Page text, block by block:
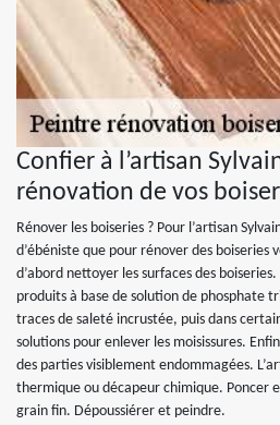
Confier à l’artisan
rénovation de vos
Rénover les boiseries ? Pour l’artisan
d’ébéniste que pour rénover des
d’abord nettoyer les surfaces des
produits à base de solution de phosphate
traces de saleté incrustée, puis dans
solutions pour enlever les moisissures.
des parties visiblement endommagées.
thermique ou décapeur chimique. Poncer
grain fin. Dépoussiérer et peindre.